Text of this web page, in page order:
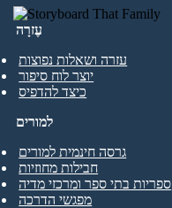
עֶזרָה
עזרה ושאלות נפוצות
יוצר לוח סיפור
כיצד להדפיס
למורים
גרסה חינמית למורים
חבילות מחוזיות
ספריות בתי ספר ומרכזי מדיה
מפגשי הדרכה